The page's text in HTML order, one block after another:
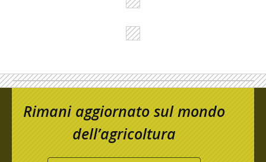
Rimani aggiornato sul mondo
dell’agricoltura